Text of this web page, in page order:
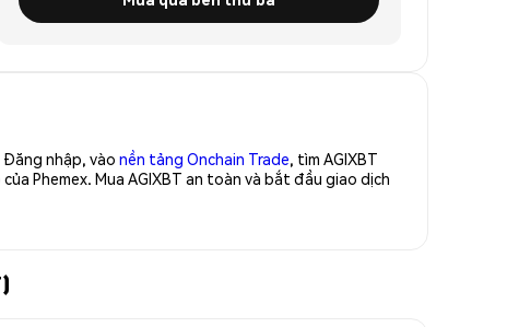
Đăng nhập, vào nền tảng Onchain Trade, tìm AGIXBT
Phemex. Mua AGIXBT an toàn và bắt đầu giao dịch